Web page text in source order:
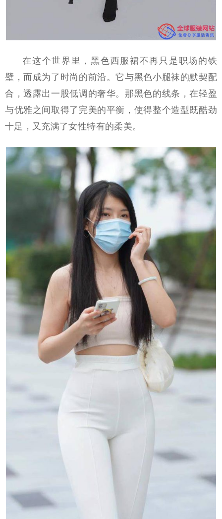
在这个世界里，黑色西服裙不再只是职场的铁
壁，而成为了时尚的前沿。它与黑色小腿袜的默契配
合，透露出一股低调的奢华。那黑色的线条，在轻盈
与优雅之间取得了完美的平衡，使得整个造型既酷劲
十足，又充满了女性特有的柔美。